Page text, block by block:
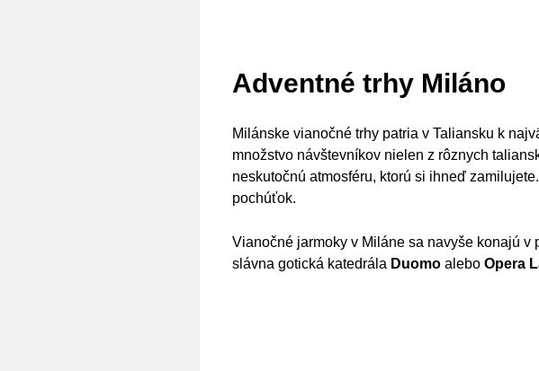
Adventné trhy Miláno
Milánske vianočné trhy patria v Taliansku k
množstvo návštevníkov nielen z rôznych
neskutočnú atmosféru, ktorú si ihneď
pochúťok.
Vianočné jarmoky v Miláne sa navyše konajú
slávna gotická katedrála Duomo alebo Opera